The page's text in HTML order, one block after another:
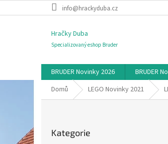
na
info@hrackyduba.cz
Hračky Duba
Specializovaný eshop Bruder
BRUDER Novinky 2026 BRUDER
Domů
LEGO Novinky 2021
kategorie
Kategorie